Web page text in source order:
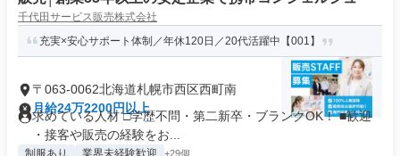
千代田サービス販売株式会社
充実×安心サポート体制／年休120日／20代活躍中【001】
〒063-0062北海道札幌市西区西町南
月給24万2200円以上
求めている人材 □学歴不問・第二新卒・ブランクOK！ ■歓迎
・接客や販売の経験をお...
制服あり 業界未経験歓迎 +29個